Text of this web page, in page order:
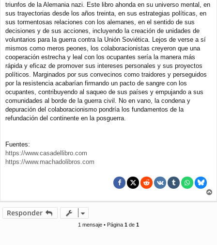
triunfos de la Alemania nazi. Este libro ahonda en su universo mental, en
sus trayectorias desde los años treinta, en sus estrategias políticas, en
sus tormentosas relaciones con los alemanes, en el sentido de sus
decisiones y de sus acciones, incluyendo la creación de unidades de
voluntarios para la guerra contra la Unión Soviética. Lejos de verse a sí
mismos como meros peones, los colaboracionistas creyeron que una
cooperación estrecha y leal con los ocupantes sería la manera más
rápida y eficaz de promover sus intereses personales y sus proyectos
políticos. Marginados por sus convecinos como traidores y perseguidos
por la resistencia acabarían firmando un pacto de sangre con los
ocupantes, contribuyendo al saqueo de sus países y empujando a sus
comunidades al borde de la guerra civil. No en vano, la condena y
depuración del colaboracionismo pondría los fundamentos de la
refundación del continente en la posguerra.
Fuentes:
https://www.casadellibro.com
https://www.machadolibros.com
r
Responder
1 mensaje • Página 1 de 1